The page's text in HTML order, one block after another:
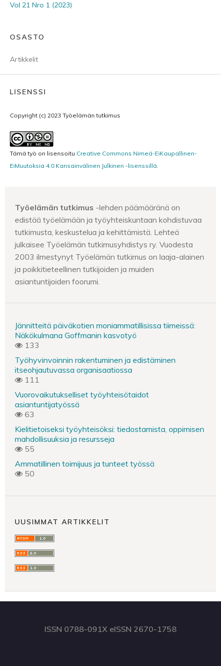
Vol 21 Nro 1 (2023)
OSASTO
Artikkelit
LISENSSI
Copyright (c) 2023 Työelämän tutkimus
Tämä työ on lisensoitu Creative Commons Nimeä-EiKaupallinen-
EiMuutoksia 4.0 Kansainvälinen Julkinen -lisenssillä.
Työelämän tutkimus -lehden päämääränä on
edistää työelämään ja työyhteiskuntaan kohdistuvaa
tutkimusta, keskustelua ja kehittämistä. Lehteä
julkaisee Työelämän tutkimusyhdistys ry. Vuodesta
2003 ilmestynyt Työelämän tutkimus on laaja-alainen
ja poikkitieteellinen tutkijoiden ja muiden
asiantuntijoiden foorumi.
Jännitteitä päiväkotien moniammatillisissa tiimeissä:
Näkökulmana Goffmanin kasvotyö
133
Työhyvinvoinnin rakentuminen ja edistäminen
itseohjautuvassa organisaatiossa
111
Vuorovaikutukselliset työyhteisötaidot
asiantuntijatyössä
63
Kielitietoiseksi työyhteisöksi: tiedostamista, oppimisen
mahdollisuuksia ja resursseja
55
Ammatillinen toimijuus ja tunteet työssä
50
UUSIMMAT ARTIKKELIT
ISSN 0788-091X eISSN 2670-1758